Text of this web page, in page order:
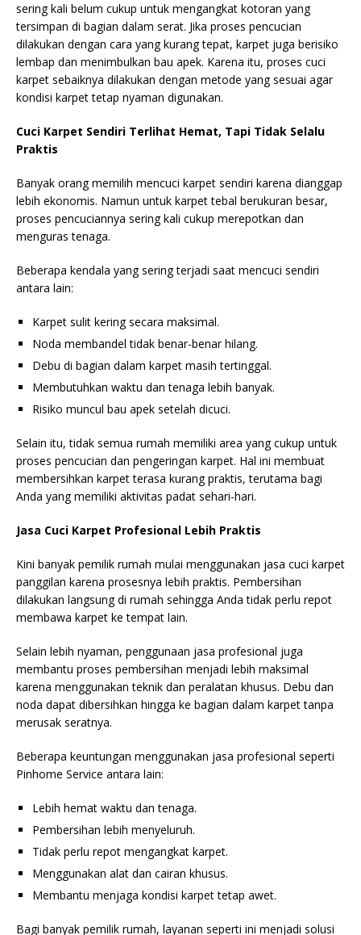
sering kali belum cukup untuk mengangkat kotoran yang
tersimpan di bagian dalam serat. Jika proses pencucian
dilakukan dengan cara yang kurang tepat, karpet juga berisiko
lembap dan menimbulkan bau apek. Karena itu, proses cuci
karpet sebaiknya dilakukan dengan metode yang sesuai agar
kondisi karpet tetap nyaman digunakan.
Cuci Karpet Sendiri Terlihat Hemat, Tapi Tidak Selalu
Praktis
Banyak orang memilih mencuci karpet sendiri karena dianggap
lebih ekonomis. Namun untuk karpet tebal berukuran besar,
proses pencuciannya sering kali cukup merepotkan dan
menguras tenaga.
Beberapa kendala yang sering terjadi saat mencuci sendiri
antara lain:
Karpet sulit kering secara maksimal.
Noda membandel tidak benar-benar hilang.
Debu di bagian dalam karpet masih tertinggal.
Membutuhkan waktu dan tenaga lebih banyak.
Risiko muncul bau apek setelah dicuci.
Selain itu, tidak semua rumah memiliki area yang cukup untuk
proses pencucian dan pengeringan karpet. Hal ini membuat
membersihkan karpet terasa kurang praktis, terutama bagi
Anda yang memiliki aktivitas padat sehari-hari.
Jasa Cuci Karpet Profesional Lebih Praktis
Kini banyak pemilik rumah mulai menggunakan jasa cuci karpet
panggilan karena prosesnya lebih praktis. Pembersihan
dilakukan langsung di rumah sehingga Anda tidak perlu repot
membawa karpet ke tempat lain.
Selain lebih nyaman, penggunaan jasa profesional juga
membantu proses pembersihan menjadi lebih maksimal
karena menggunakan teknik dan peralatan khusus. Debu dan
noda dapat dibersihkan hingga ke bagian dalam karpet tanpa
merusak seratnya.
Beberapa keuntungan menggunakan jasa profesional seperti
Pinhome Service antara lain:
Lebih hemat waktu dan tenaga.
Pembersihan lebih menyeluruh.
Tidak perlu repot mengangkat karpet.
Menggunakan alat dan cairan khusus.
Membantu menjaga kondisi karpet tetap awet.
Bagi banyak pemilik rumah, layanan seperti ini menjadi solusi